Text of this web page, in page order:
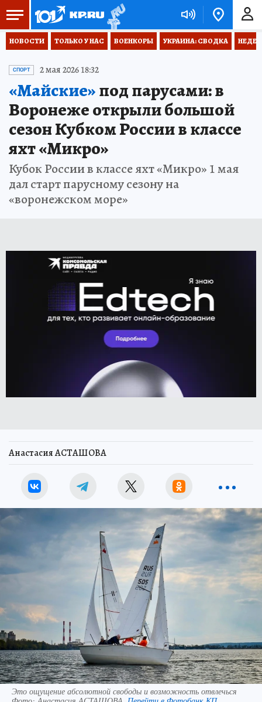
НОВОСТИ ТОЛЬКО У НАС ВОЕНКОРЫ УКРАИНА: СВОДКА
СПОРТ 2 мая 2026 18:32
«Майские»под парусами: в
Воронеже открыли большой
сезон Кубком России в классе
яхт «Микро»
Кубок России в классе яхт «Микро» 1 мая
дал старт парусному сезону на
«воронежском море»
Анастасия АСТАШОВА
Это ощущение абсолютной свободы и возможность отвлечься